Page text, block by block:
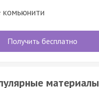
Получить бесплатно
материалы